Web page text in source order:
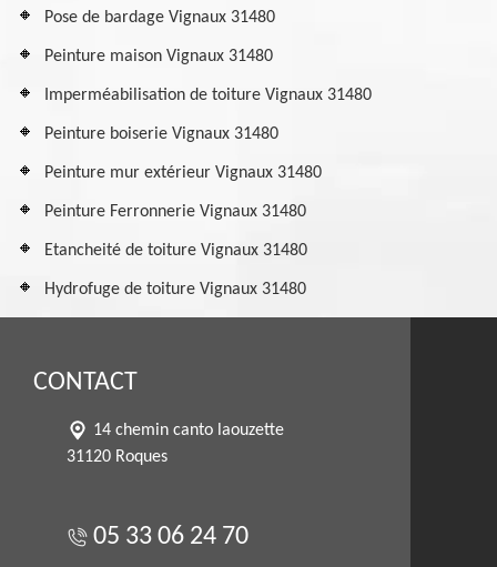
Pose de bardage Vignaux 31480
Peinture maison Vignaux 31480
Imperméabilisation de toiture Vignaux 31480
Peinture boiserie Vignaux 31480
Peinture mur extérieur Vignaux 31480
Peinture Ferronnerie Vignaux 31480
Etancheité de toiture Vignaux 31480
Hydrofuge de toiture Vignaux 31480
CONTACT
14 chemin canto laouzette
31120 Roques
05 33 06 24 70